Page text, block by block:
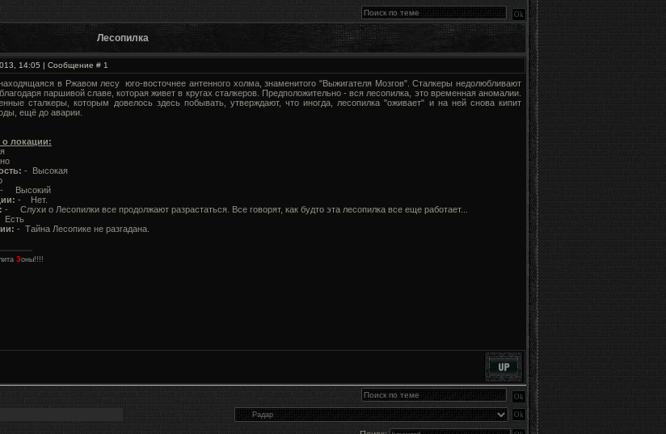
Лесопилка
14:05 | Сообщение # 1
в Ржавом лесу юго-восточнее антенного холма, знаменитого "Выжигателя Мозгов". Сталкеры недолюбливают
паршивой славе, которая живет в кругах сталкеров. Предположительно - вся лесопилка, это временная аномалии.
сталкеры, которым довелось здесь побывать, утверждают, что иногда, лесопилка "оживает" и на ней снова кипит
ещё до аварии.
локации:
- Высокая
- Высокий
- Нет.
- Слухи о Лесопилки все продолжают разрастаться. Все говорят, как будто эта лесопилка все еще работает...
Есть
- Тайна Лесопике не разгадана.
Зоны!!!!